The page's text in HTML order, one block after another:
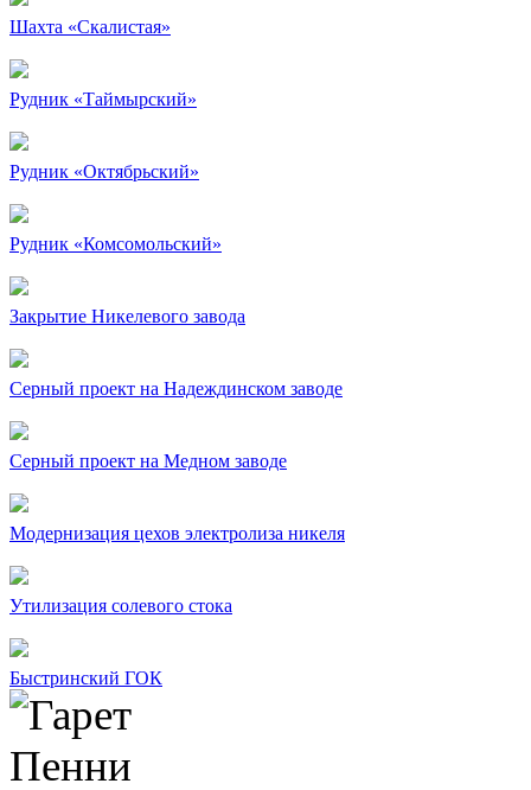
Шахта «Скалистая»
Рудник «Таймырский»
Рудник «Октябрьский»
Рудник «Комсомольский»
Закрытие Никелевого завода
Серный проект на Надеждинском заводе
Серный проект на Медном заводе
Модернизация цехов электролиза никеля
Утилизация солевого стока
Быстринский ГОК